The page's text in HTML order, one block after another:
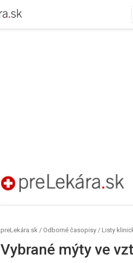
preLekára.sk
preLekára.sk / Odborné časopisy / Listy
Vybrané mýty ve